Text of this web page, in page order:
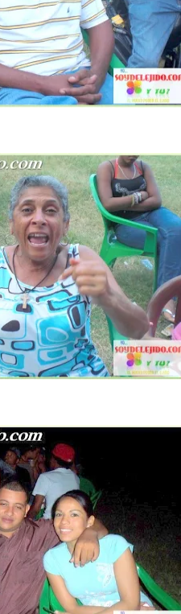
fugado del CCR San Felipe
de un megavatio para
disputa con Estados